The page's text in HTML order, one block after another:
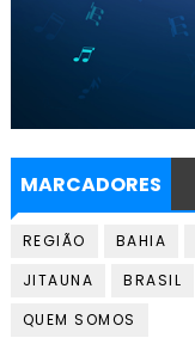
MARCADORES
REGIÃO BAHIA
JITAUNA
BRASIL
QUEM SOMOS